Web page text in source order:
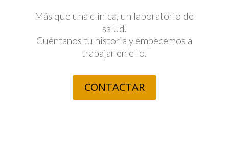
Más que una clínica, un laboratorio de
salud.
Cuéntanos tu historia y empecemos a
trabajar en ello.
CONTACTAR